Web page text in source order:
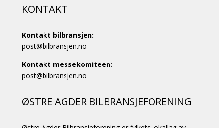
KONTAKT
Kontakt bilbransjen:
post@bilbransjen.no
Kontakt messekomiteen:
post@bilbransjen.no
ØSTRE AGDER BILBRANSJEFORENING